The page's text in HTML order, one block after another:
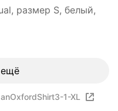
размер S, белый,
ещё
1-XL